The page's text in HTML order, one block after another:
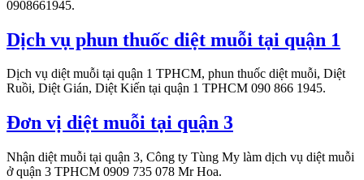
0908661945.
Dịch vụ phun thuốc diệt muỗi tại quận 1
Dịch vụ diệt muỗi tại quận 1 TPHCM, phun thuốc diệt muỗi, Diệt
Ruồi, Diệt Gián, Diệt Kiến tại quận 1 TPHCM 090 866 1945.
Đơn vị diệt muỗi tại quận 3
Nhận diệt muỗi tại quận 3, Công ty Tùng My làm dịch vụ diệt muỗi
ở quận 3 TPHCM 0909 735 078 Mr Hoa.